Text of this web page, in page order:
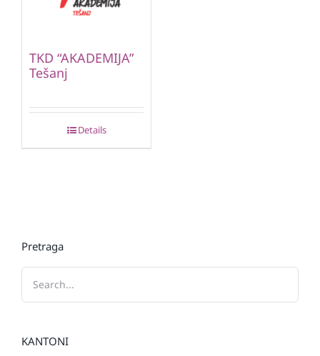
TKD “AKADEMIJA”
Tešanj
Details
Pretraga
KANTONI